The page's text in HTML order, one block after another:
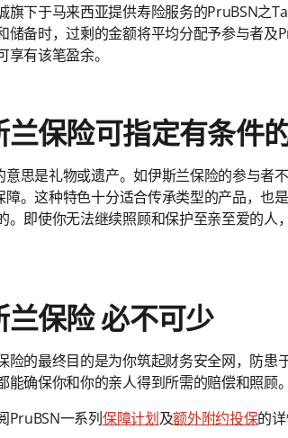
旗下于马来西亚提供寿险服务的PruBSN之
储备时，过剩的金额将平均分配予参与者
享有该笔盈余。
兰保险可指定有条件
意思是礼物或遗产。如伊斯兰保险的参与者
障。这种特色十分适合传承类型的产品，也
。即使你无法继续照顾和保护至亲至爱的
兰保险 必不可少
险的最终目的是为你筑起财务安全网，防
能确保你和你的亲人得到所需的赔偿和照顾。
PruBSN一系列保障计划及额外附约投保的